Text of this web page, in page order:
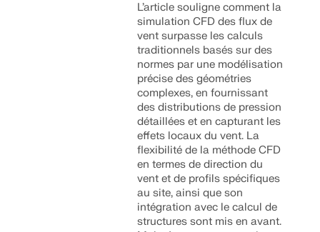
L’article souligne comment la
simulation CFD des flux de
vent surpasse les calculs
traditionnels basés sur des
normes par une modélisation
précise des géométries
complexes, en fournissant
des distributions de pression
détaillées et en capturant les
effets locaux du vent. La
flexibilité de la méthode CFD
en termes de direction du
vent et de profils spécifiques
au site, ainsi que son
intégration avec le calcul de
structures sont mis en avant.